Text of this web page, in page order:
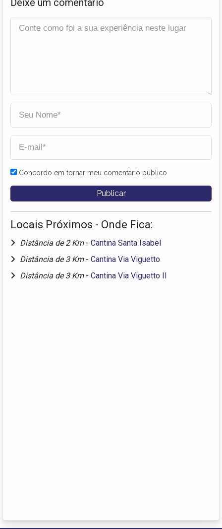
Deixe um comentário
Concordo em tornar meu comentário público
Locais Próximos - Onde Fica:
Distância de 2 Km - Cantina Santa Isabel
Distância de 3 Km - Cantina Via Viguetto
Distância de 3 Km - Cantina Via Viguetto II